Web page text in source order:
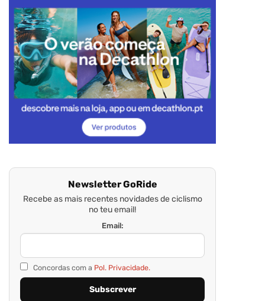
Newsletter GoRide
Recebe as mais recentes novidades de ciclismo
no teu email!
Email:
Concordas com a Pol. Privacidade.